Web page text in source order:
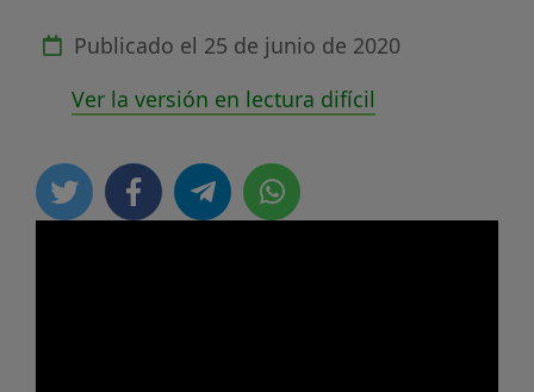
Publicado el 25 de junio de 2020
Ver la versión en lectura difícil